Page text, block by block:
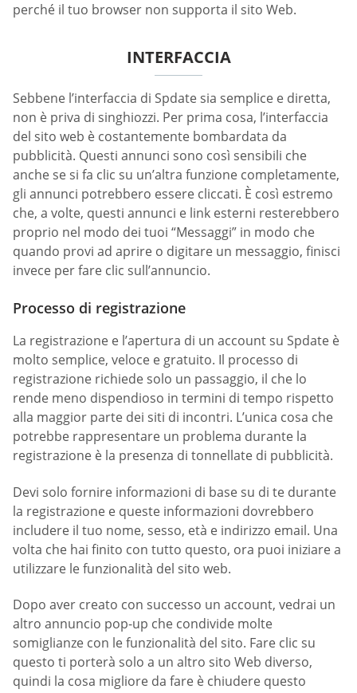
perché il tuo browser non supporta il sito Web.
INTERFACCIA
Sebbene l’interfaccia di Spdate sia semplice e diretta,
non è priva di singhiozzi. Per prima cosa, l’interfaccia
del sito web è costantemente bombardata da
pubblicità. Questi annunci sono così sensibili che
anche se si fa clic su un’altra funzione completamente,
gli annunci potrebbero essere cliccati. È così estremo
che, a volte, questi annunci e link esterni resterebbero
proprio nel modo dei tuoi “Messaggi” in modo che
quando provi ad aprire o digitare un messaggio, finisci
invece per fare clic sull’annuncio.
Processo di registrazione
La registrazione e l’apertura di un account su Spdate è
molto semplice, veloce e gratuito. Il processo di
registrazione richiede solo un passaggio, il che lo
rende meno dispendioso in termini di tempo rispetto
alla maggior parte dei siti di incontri. L’unica cosa che
potrebbe rappresentare un problema durante la
registrazione è la presenza di tonnellate di pubblicità.
Devi solo fornire informazioni di base su di te durante
la registrazione e queste informazioni dovrebbero
includere il tuo nome, sesso, età e indirizzo email. Una
volta che hai finito con tutto questo, ora puoi iniziare a
utilizzare le funzionalità del sito web.
Dopo aver creato con successo un account, vedrai un
altro annuncio pop-up che condivide molte
somiglianze con le funzionalità del sito. Fare clic su
questo ti porterà solo a un altro sito Web diverso,
quindi la cosa migliore da fare è chiudere questo